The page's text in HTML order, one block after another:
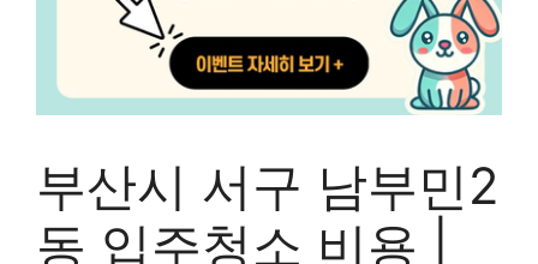
부산시 서구 남부민2
동 입주청소 비용 |